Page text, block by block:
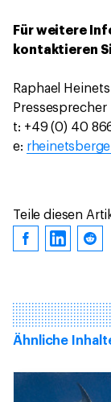
Für weitere
kontaktieren
Raphael
Pressesprecher
t: +49 (0) 40
e:
Teile diesen
Ähnliche